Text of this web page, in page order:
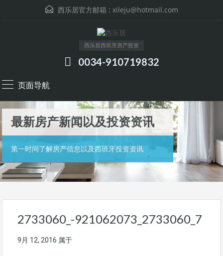
西乐居官方邮箱 : xileju@hotmail.com
西乐居西班牙房产投资
0034-910719832
页面导航
最新房产新闻以及投资资讯
第一时间了解房产信息以及西班牙投资资讯
2733060_-921062073_2733060_7
9月 12, 2016 属于